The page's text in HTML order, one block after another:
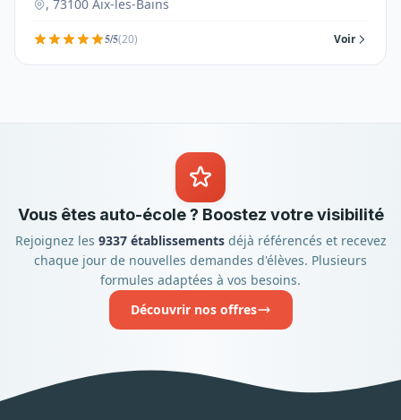
, 73100 Aix-les-Bains
5/5(20) Voir
Vous êtes auto-école ? Boostez votre visibilité
Rejoignez les 9337 établissementsdéjà référencés et recevez
chaque jour de nouvelles demandes d'élèves. Plusieurs
formules adaptées à vos besoins.
Découvrir nos offres